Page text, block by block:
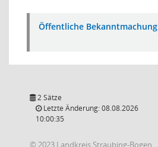
Öffentliche Bekanntmachung
2 Sätze
Letzte Änderung: 08.08.2026
10:00:35
© 2023 Landkreis Straubing-Bogen